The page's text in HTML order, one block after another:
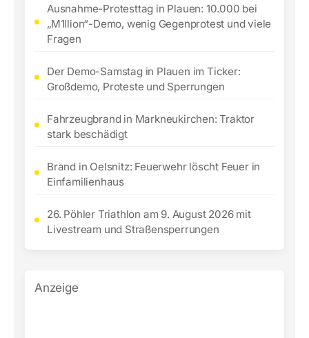
Ausnahme-Protesttag in Plauen: 10.000 bei
„M1llion“-Demo, wenig Gegenprotest und viele
Fragen
Der Demo-Samstag in Plauen im Ticker:
Großdemo, Proteste und Sperrungen
Fahrzeugbrand in Markneukirchen: Traktor
stark beschädigt
Brand in Oelsnitz: Feuerwehr löscht Feuer in
Einfamilienhaus
26. Pöhler Triathlon am 9. August 2026 mit
Livestream und Straßensperrungen
Anzeige